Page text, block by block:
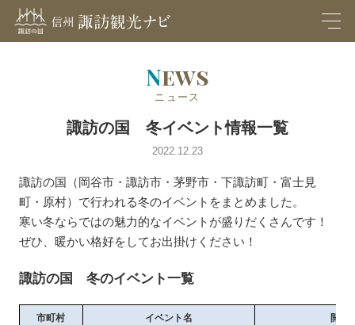
EN
News
ニュース
諏訪の国 冬イベント情報一覧
2022.12.23
諏訪の国（岡谷市・諏訪市・茅野市・下諏訪町・富士見
町・原村）で行われる冬のイベントをまとめました。
寒い冬ならではの魅力的なイベントが盛りだくさんです！
ぜひ、暖かい格好をしてお出掛けください！
諏訪の国 冬のイベント一覧
市町村 イベント名 開催